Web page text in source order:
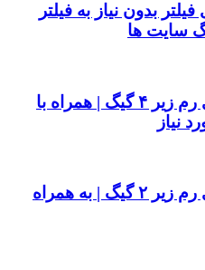
بدون نیاز به فیلتر
سایت ها
۱۰ بازی پیشنهادی برای رم زیر ۴ گیگ | همراه با
نیاز
۱۰ بازی پیشنهادی برای رم زیر ۲ گیگ | به همراه